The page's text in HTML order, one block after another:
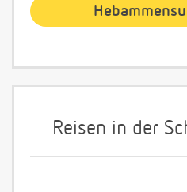
Reisen in der